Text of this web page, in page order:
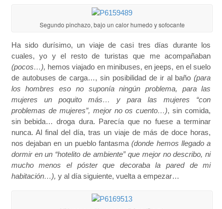
Segundo pinchazo, bajo un calor humedo y sofocante
Ha sido durísimo, un viaje de casi tres días durante los
cuales, yo y el resto de turistas que me acompañaban
(pocos…), hemos viajado en minibuses, en jeeps, en el suelo
de autobuses de carga…, sin posibilidad de ir al baño(para
los hombres eso no suponía ningún problema, para las
mujeres un poquito más… y para las mujeres “con
problemas de mujeres”, mejor no os cuento…), sin comida,
sin bebida… droga dura. Parecía que no fuese a terminar
nunca. Al final del día, tras un viaje de más de doce horas,
nos dejaban en un pueblo fantasma(donde hemos llegado a
dormir en un “hotelito de ambiente” que mejor no describo, ni
mucho menos el póster que decoraba la pared de mi
habitación…), y al día siguiente, vuelta a empezar…